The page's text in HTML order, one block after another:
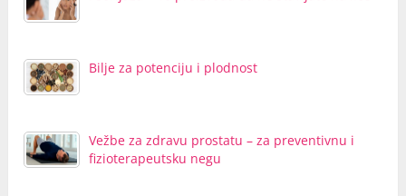
Bilje za potenciju i plodnost
Vežbe za zdravu prostatu – za preventivnu i
fizioterapeutsku negu